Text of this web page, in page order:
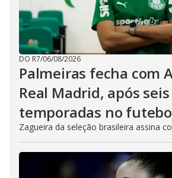
DO R7/06/08/2026
Palmeiras fecha com
Real Madrid, após seis
temporadas no
Zagueira da seleção brasileira assina